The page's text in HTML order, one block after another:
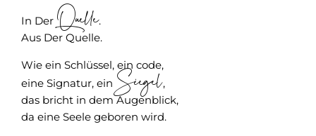
In Der Quelle.
Aus Der Quelle.
Wie ein Schlüssel, ein code,
eine Signatur, ein Siegel,
das bricht in dem Augenblick,
da eine Seele geboren wird.